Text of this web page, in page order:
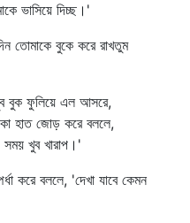
ভাসিয়ে দিচ্ছ।'
তোমাকে বুকে করে রাখতুম
বুক ফুলিয়ে এল আসরে,
হাত জোড় করে বললে,
সময় খুব খারাপ।'
করে বললে, 'দেখা যাবে কেমন